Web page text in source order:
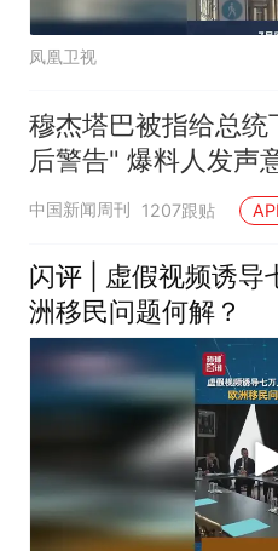
凤凰卫视
穆杰塔巴被指给总统
后警告" 爆料人发声
深长
中国新闻周刊 1207跟贴
闪评 | 虚假视频诱导
洲移民问题何解？